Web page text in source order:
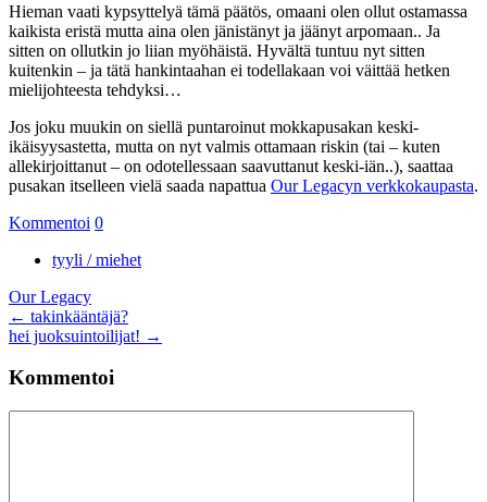
Hieman vaati kypsyttelyä tämä päätös, omaani olen ollut ostamassa
kaikista eristä mutta aina olen jänistänyt ja jäänyt arpomaan.. Ja
sitten on ollutkin jo liian myöhäistä. Hyvältä tuntuu nyt sitten
kuitenkin – ja tätä hankintaahan ei todellakaan voi väittää hetken
mielijohteesta tehdyksi…
Jos joku muukin on siellä puntaroinut mokkapusakan keski-
ikäisyysastetta, mutta on nyt valmis ottamaan riskin (tai – kuten
allekirjoittanut – on odotellessaan saavuttanut keski-iän..), saattaa
pusakan itselleen vielä saada napattua Our Legacyn verkkokaupasta.
Kommentoi 0
tyyli / miehet
Our Legacy
Artikkelien
selaus
← takinkääntäjä?
hei juoksuintoilijat! →
Kommentoi